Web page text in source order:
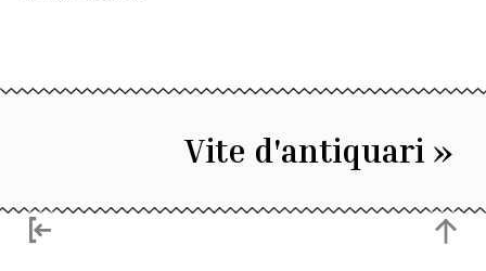
Vite d'antiquari »